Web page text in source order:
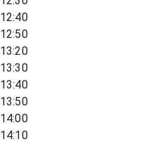
12:40
12:50
13:20
13:30
13:40
13:50
14:00
14:10